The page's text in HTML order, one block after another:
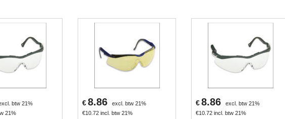
btw 21%
21%
€8.86
excl. btw 21%
€10.72 incl. btw 21%
€8.86
excl. btw 21%
€10.72 incl. btw 21%